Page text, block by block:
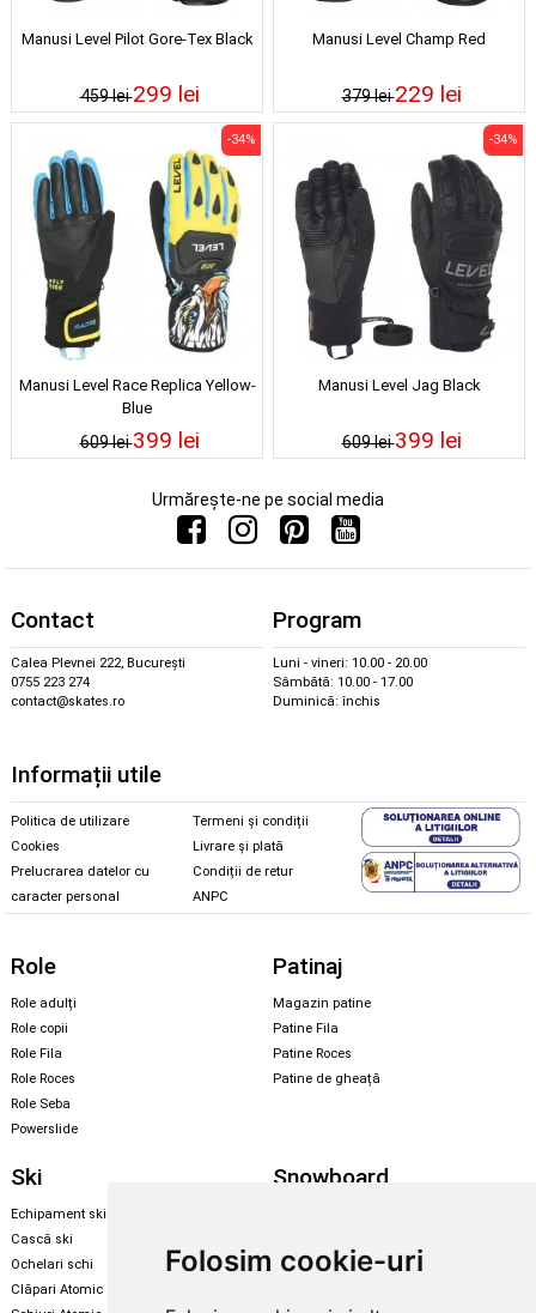
Folosim cookie-uri
Manusi Level Pilot Gore-Tex Black
459 lei299 lei
Manusi Level Champ Red
379 lei229 lei
Manusi Level Race Replica Yellow-
Blue
609 lei
-34%
399 lei
Manusi Level Jag Black
609 lei
-34%
399 lei
Urmărește-ne pe social media
Contact
Calea Plevnei 222, București
0755 223 274
contact@skates.ro
Program
Luni - vineri: 10.00 - 20.00
Sâmbătă: 10.00 - 17.00
Duminică: închis
Informații utile
Politica de utilizare
Cookies
Prelucrarea datelor cu
caracter personal
Termeni și condiții
Livrare și plată
Condiții de retur
ANPC
Role
Role adulți
Role copii
Role Fila
Role Roces
Role Seba
Powerslide
Patinaj
Magazin patine
Patine Fila
Patine Roces
Patine de gheață
Ski
Echipament ski
Cască ski
Ochelari schi
Clăpari Atomic
Snowboard
Legături Rome SDS